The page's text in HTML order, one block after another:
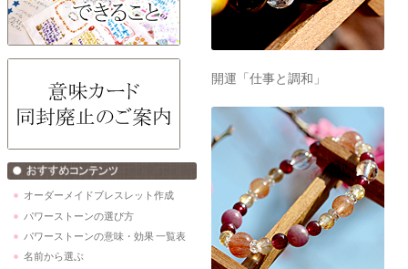
オーダーメイドブレスレット作成
パワーストーンの選び方
パワーストーンの意味・効果 一覧表
名前から選ぶ
開運「仕事と調和」